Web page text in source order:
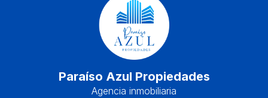
Paraíso Azul Propiedades
Agencia inmobiliaria